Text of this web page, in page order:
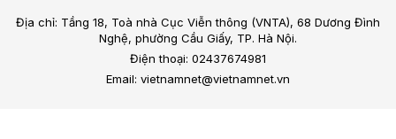
Địa chỉ: Tầng 18, Toà nhà Cục Viễn thông (VNTA), 68 Dương Đình
Nghệ, phường Cầu Giấy, TP. Hà Nội.
Điện thoại: 02437674981
Email: vietnamnet@vietnamnet.vn